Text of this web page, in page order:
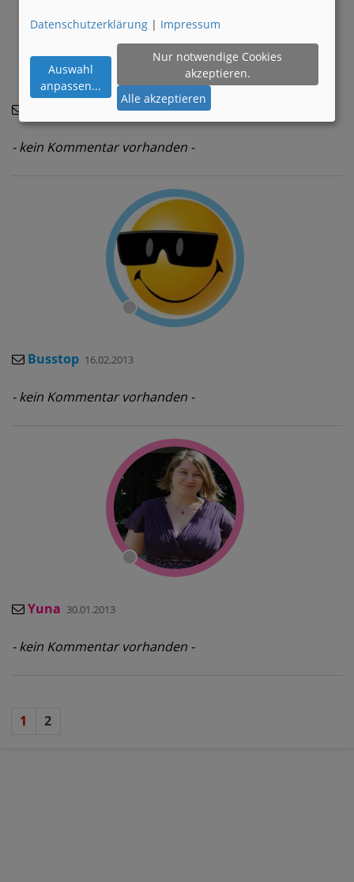
04.07.2013
- kein Kommentar vorhanden -
Busstop 16.02.2013
- kein Kommentar vorhanden -
Yuna 30.01.2013
- kein Kommentar vorhanden -
1 2
Datenschutzerklärung | Impressum
Auswahl
anpassen...
Nur notwendige Cookies
akzeptieren.
Alle akzeptieren